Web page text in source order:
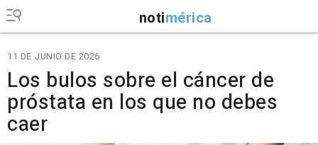
notimérica
11 DE JUNIO DE 2026
Los bulos sobre el cáncer de
próstata en los que no debes
caer